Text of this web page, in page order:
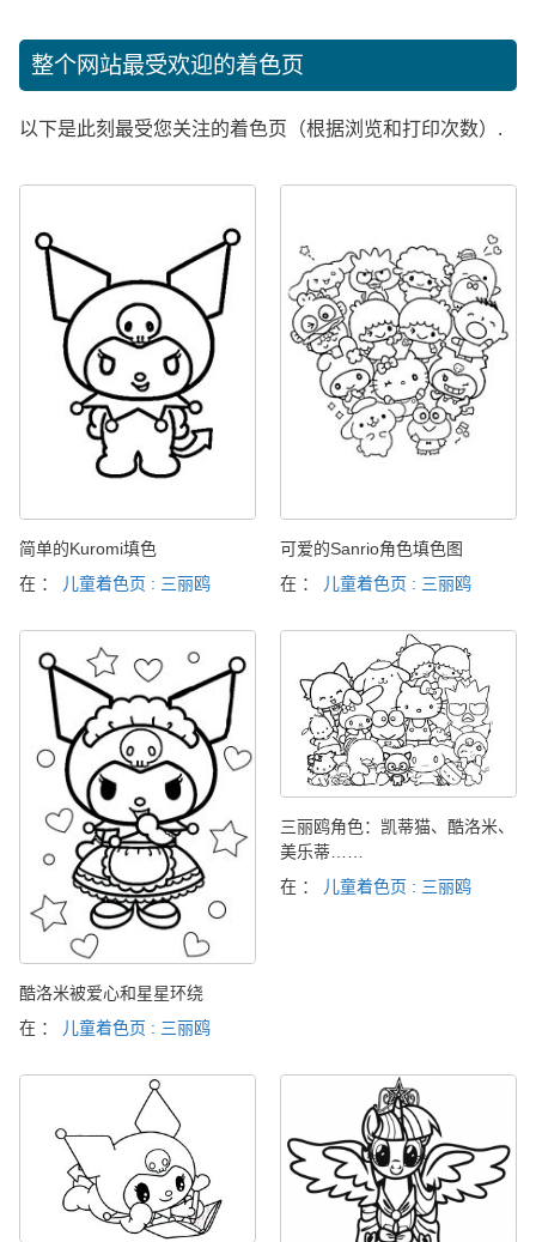
整个网站最受欢迎的着色页
以下是此刻最受您关注的着色页（根据浏览和打印次数）.
简单的Kuromi填色
在 ：
儿童着色页 : 三丽鸥
可爱的Sanrio角色填色图
在 ：
儿童着色页 : 三丽鸥
酷洛米被爱心和星星环绕
在 ：
儿童着色页 : 三丽鸥
三丽鸥角色：凯蒂猫、酷洛米、
美乐蒂……
在 ：
儿童着色页 : 三丽鸥